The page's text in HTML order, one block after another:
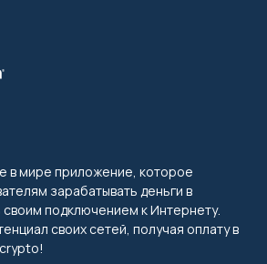
в мире приложение, которое
зарабатывать деньги в
подключением к Интернету.
своих сетей, получая оплату в